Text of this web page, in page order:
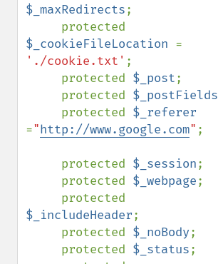
$_maxRedirects;
$_cookieFileLocation
'./cookie.txt' ;
     protected
$_post;
     protected
$_postFields
     protected
="http://www.google.com" ;
     protected
$_session;
     protected
$_webpage;
$_includeHeader;
     protected
$_noBody;
     protected
$_status;